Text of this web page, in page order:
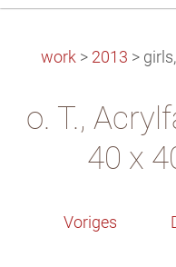
work > 2013 >
o. T.,
40 x
Voriges